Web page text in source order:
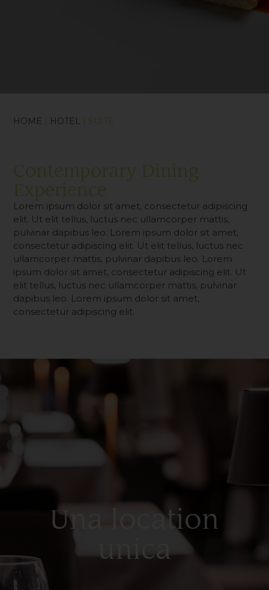
HOME | HOTEL | SUITE
Contemporary Dining
Experience
Lorem ipsum dolor sit amet, consectetur adipiscing
elit. Ut elit tellus, luctus nec ullamcorper mattis,
pulvinar dapibus leo. Lorem ipsum dolor sit amet,
consectetur adipiscing elit. Ut elit tellus, luctus nec
ullamcorper mattis, pulvinar dapibus leo. Lorem
ipsum dolor sit amet, consectetur adipiscing elit. Ut
elit tellus, luctus nec ullamcorper mattis, pulvinar
dapibus leo. Lorem ipsum dolor sit amet,
consectetur adipiscing elit.
Una location
unica